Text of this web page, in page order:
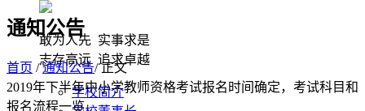
敢为人先 实事求是
志存高远 追求卓越
学校简介
通知公告
首页 /通知公告/ 正文
2019年下半年中小学教师资格考试报名时间确定，考试科目和
报名流程一览